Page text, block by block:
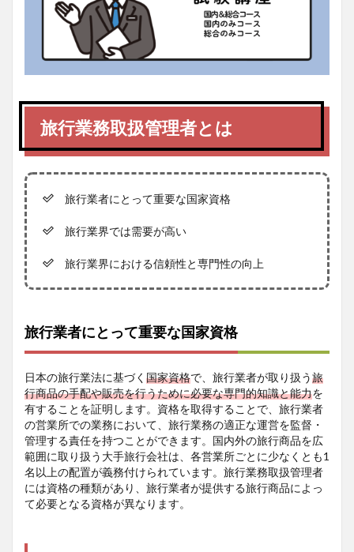
旅行業務取扱管理者とは
旅行業者にとって重要な国家資格
旅行業界では需要が高い
旅行業界における信頼性と専門性の向上
旅行業者にとって重要な国家資格
日本の旅行業法に基づく 国家資格で、旅行業者が取り扱う旅
行商品の手配や販売を行うために必要な専門的知識と能力を
有することを証明します。資格を取得することで、旅行業者
の営業所での業務において、旅行業務の適正な運営を監督・
管理する責任を持つことができます。国内外の旅行商品を広
範囲に取り扱う大手旅行会社は、各営業所ごとに少なくとも1
名以上の配置が義務付けられています。旅行業務取扱管理者
には資格の種類があり、旅行業者が提供する旅行商品によっ
て必要となる資格が異なります。